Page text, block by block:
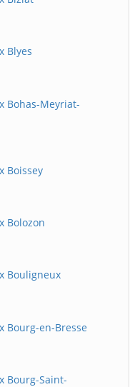
Blyes
Bohas-Meyriat-
Boissey
Bolozon
Bouligneux
Bourg-en-Bresse
Bourg-Saint-